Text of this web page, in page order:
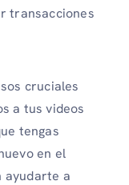
transacciones
cruciales
a tus videos
tengas
en el
ayudarte a